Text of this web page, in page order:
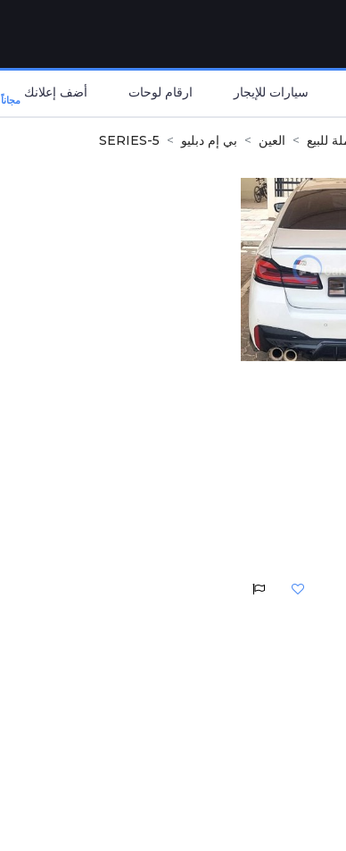
سيارات للإيجار ارقام لوحات أضف إعلانك مجاناً
للبيع العين بي إم دبليو 5-SERIES